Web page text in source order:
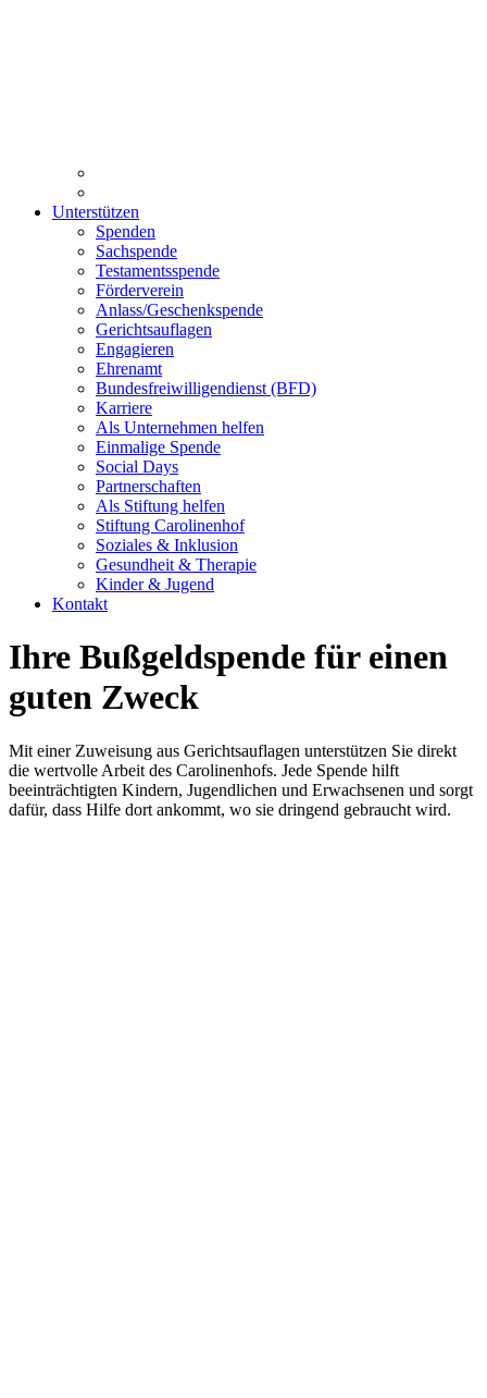
Unterstützen
Spenden
Sachspende
Testamentsspende
Förderverein
Anlass/Geschenkspende
Gerichtsauflagen
Engagieren
Ehrenamt
Bundesfreiwilligendienst (BFD)
Karriere
Als Unternehmen helfen
Einmalige Spende
Social Days
Partnerschaften
Als Stiftung helfen
Stiftung Carolinenhof
Soziales & Inklusion
Gesundheit & Therapie
Kinder & Jugend
Kontakt
Ihre Bußgeldspende für einen
guten Zweck
Mit einer Zuweisung aus Gerichtsauflagen unterstützen Sie direkt
die wertvolle Arbeit des Carolinenhofs. Jede Spende hilft
beeinträchtigten Kindern, Jugendlichen und Erwachsenen und sorgt
dafür, dass Hilfe dort ankommt, wo sie dringend gebraucht wird.